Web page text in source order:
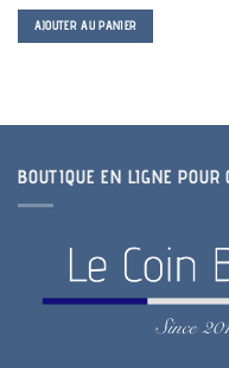
AJOUTER AU PANIER
BOUTIQUE EN LIGNE POUR